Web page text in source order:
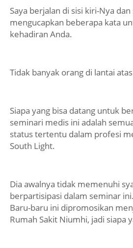
Saya berjalan di sisi kiri-Nya dan
mengucapkan beberapa kata
kehadiran Anda.
Tidak banyak orang di lantai
Siapa yang bisa datang untuk
seminari medis ini adalah
status tertentu dalam profesi
South Light.
Dia awalnya tidak memenuhi
berpartisipasi dalam seminar
Baru-baru ini dipromosikan
Rumah Sakit Niumhi, jadi siapa